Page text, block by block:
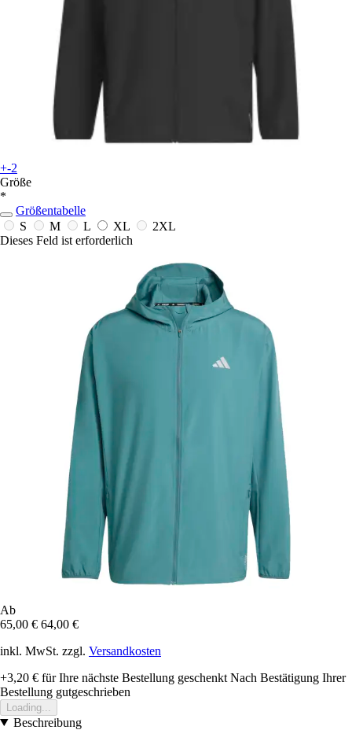
+-2
Größe
*
Größentabelle
S
M L XL
2XL
Dieses Feld ist erforderlich
Ab
65,00 € 64,00 €
inkl. MwSt. zzgl. Versandkosten
+3,20 € für Ihre nächste Bestellung geschenkt Nach Bestätigung Ihrer
Bestellung gutgeschrieben
Loading...
Beschreibung